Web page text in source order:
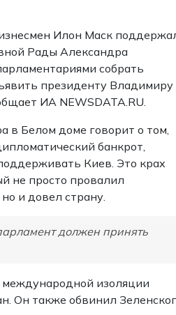
Илон Маск
Рады Александра
собрать
президенту Владимиру
ИА NEWSDATA.RU.
в Белом доме говорит о том,
банкрот,
Киев. Это крах
не просто провалил
и довел страну.
должен принять
изоляции
Он также обвинил